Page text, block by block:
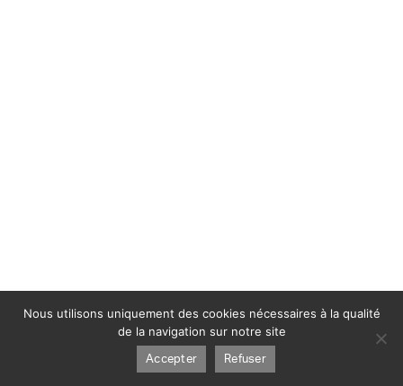
Nous utilisons uniquement des cookies nécessaires à la qualité
de la navigation sur notre site
Accepter Refuser